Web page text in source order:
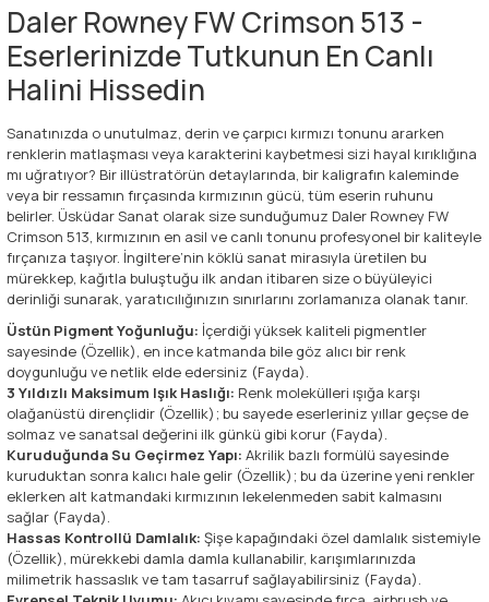
Daler Rowney FW Crimson 513 -
Eserlerinizde Tutkunun En Canlı
Halini Hissedin
Sanatınızda o unutulmaz, derin ve çarpıcı kırmızı tonunu ararken
renklerin matlaşması veya karakterini kaybetmesi sizi hayal kırıklığına
mı uğratıyor? Bir illüstratörün detaylarında, bir kaligrafın kaleminde
veya bir ressamın fırçasında kırmızının gücü, tüm eserin ruhunu
belirler. Üsküdar Sanat olarak size sunduğumuz Daler Rowney FW
Crimson 513, kırmızının en asil ve canlı tonunu profesyonel bir kaliteyle
fırçanıza taşıyor. İngiltere’nin köklü sanat mirasıyla üretilen bu
mürekkep, kağıtla buluştuğu ilk andan itibaren size o büyüleyici
derinliği sunarak, yaratıcılığınızın sınırlarını zorlamanıza olanak tanır.
Üstün Pigment Yoğunluğu: İçerdiği yüksek kaliteli pigmentler
sayesinde (Özellik), en ince katmanda bile göz alıcı bir renk
doygunluğu ve netlik elde edersiniz (Fayda).
3 Yıldızlı Maksimum Işık Haslığı: Renk molekülleri ışığa karşı
olağanüstü dirençlidir (Özellik); bu sayede eserleriniz yıllar geçse de
solmaz ve sanatsal değerini ilk günkü gibi korur (Fayda).
Kuruduğunda Su Geçirmez Yapı: Akrilik bazlı formülü sayesinde
kuruduktan sonra kalıcı hale gelir (Özellik); bu da üzerine yeni renkler
eklerken alt katmandaki kırmızının lekelenmeden sabit kalmasını
sağlar (Fayda).
Hassas Kontrollü Damlalık: Şişe kapağındaki özel damlalık sistemiyle
(Özellik), mürekkebi damla damla kullanabilir, karışımlarınızda
milimetrik hassaslık ve tam tasarruf sağlayabilirsiniz (Fayda).